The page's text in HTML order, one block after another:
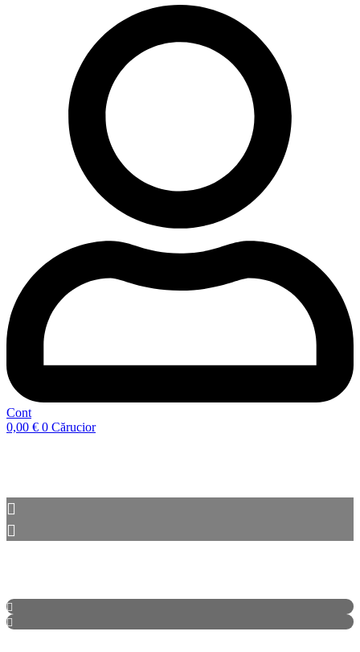
Cont
0,00 € 0 Cărucior